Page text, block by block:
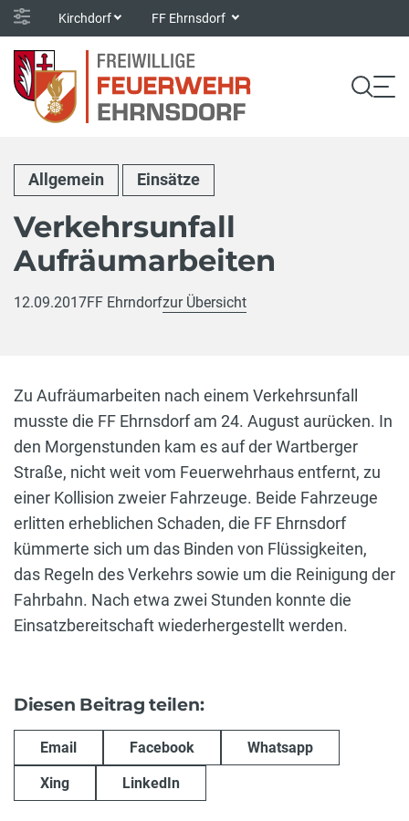
Kirchdorf FF Ehrnsdorf
Allgemein Einsätze
Verkehrsunfall
Aufräumarbeiten
12.09.2017FF Ehrndorfzur Übersicht
Zu Aufräumarbeiten nach einem Verkehrsunfall
musste die FF Ehrnsdorf am 24. August aurücken. In
den Morgenstunden kam es auf der Wartberger
Straße, nicht weit vom Feuerwehrhaus entfernt, zu
einer Kollision zweier Fahrzeuge. Beide Fahrzeuge
erlitten erheblichen Schaden, die FF Ehrnsdorf
kümmerte sich um das Binden von Flüssigkeiten,
das Regeln des Verkehrs sowie um die Reinigung der
Fahrbahn. Nach etwa zwei Stunden konnte die
Einsatzbereitschaft wiederhergestellt werden.
Diesen Beitrag teilen:
Email Facebook Whatsapp
Xing LinkedIn